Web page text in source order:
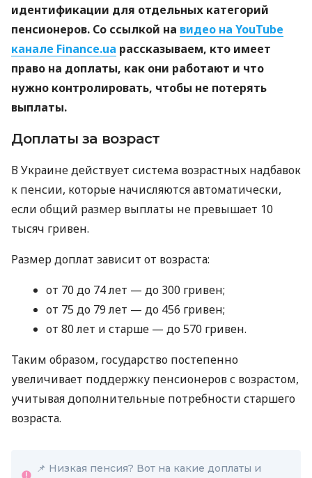
идентификации для отдельных категорий
пенсионеров. Со ссылкой на видео на YouTube
канале Finance.ua рассказываем, кто имеет
право на доплаты, как они работают и что
нужно контролировать, чтобы не потерять
выплаты.
Доплаты за возраст
В Украине действует система возрастных надбавок
к пенсии, которые начисляются автоматически,
если общий размер выплаты не превышает 10
тысяч гривен.
Размер доплат зависит от возраста:
от 70 до 74 лет — до 300 гривен;
от 75 до 79 лет — до 456 гривен;
от 80 лет и старше — до 570 гривен.
Таким образом, государство постепенно
увеличивает поддержку пенсионеров с возрастом,
учитывая дополнительные потребности старшего
возраста.
📌 Низкая пенсия? Вот на какие доплаты и